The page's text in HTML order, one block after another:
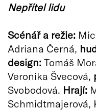
Nepřítel lidu
Scénář a režie:
Adriana Černá,
design: Tomáš
Veronika Švecová,
Svobodová. Hrají:
Schmidtmajerová,